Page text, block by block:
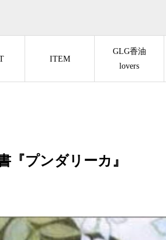
ITEM
GLG香油
lovers
『プンダリーカ』